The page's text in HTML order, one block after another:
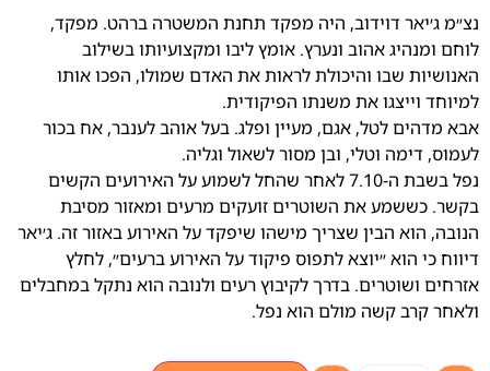
נצ״מ ג׳יאר דוידוב, היה מפקד תחנת המשטרה ברהט. מפקד,
לוחם ומנהיג אהוב ונערץ. אומץ ליבו ומקצועיותו בשילוב
האנושיות שבו והיכולת לראות את האדם שמולו, הפכו אותו
למיוחד וייצגו את משנתו הפיקודית.
אבא מדהים לטל, אגם, מעיין ופלג. בעל אוהב לענבר, אח בכור
לעמוס, דימה וטלי, ובן מסור לשאול וגליה.
נפל בשבת ה-7.10 לאחר שהחל לשמוע על האירועים הקשים
בקשר. כששמע את השוטרים זועקים מרעים ומאזור מסיבת
הנובה, הוא הבין שצריך מישהו שיפקד על האירוע באזור זה. ג׳יאר
דיווח כי הוא ״יוצא לתפוס פיקוד על האירוע ברעים״, לחלץ
אזרחים ושוטרים. בדרך לקיבוץ רעים ולנובה הוא נתקל במחבלים
ולאחר קרב קשה מולם הוא נפל.